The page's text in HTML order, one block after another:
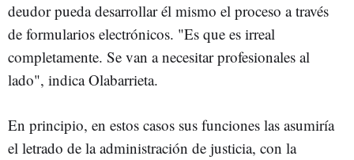
deudor pueda desarrollar él mismo el proceso a través
de formularios electrónicos. "Es que es irreal
completamente. Se van a necesitar profesionales al
lado", indica Olabarrieta.
En principio, en estos casos sus funciones las asumiría
el letrado de la administración de justicia, con la